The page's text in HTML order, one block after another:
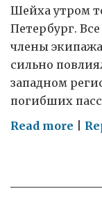
Шейха утром
Петербург.
члены
сильно
западном
погибших
Read more on